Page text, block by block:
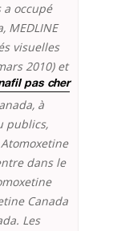
a occupé
MEDLINE
visuelles
pas cher
2010) et
à
publics,
dans le
Canada
Les